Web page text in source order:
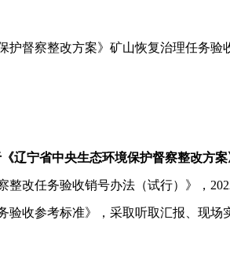
督察整改方案》矿山恢复治理任务验
辽宁省中央生态环境保护督察整改方
任务验收销号办法（试行）》，
验收参考标准》，采取听取汇报、现